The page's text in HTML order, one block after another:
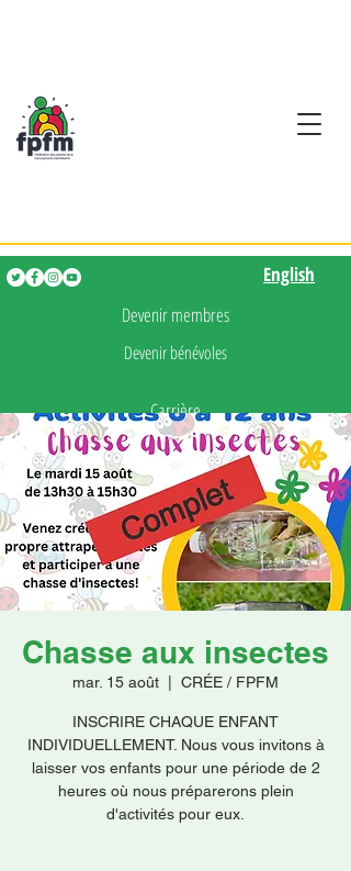
Devenir membres
Devenir bénévoles
Carrière
Presse
Faire un don
English
Chasse aux insectes
mar. 15 août CRÉE / FPFM
INSCRIRE CHAQUE ENFANT
INDIVIDUELLEMENT. Nous vous invitons à
laisser vos enfants pour une période de 2
heures où nous préparerons plein
d'activités pour eux.